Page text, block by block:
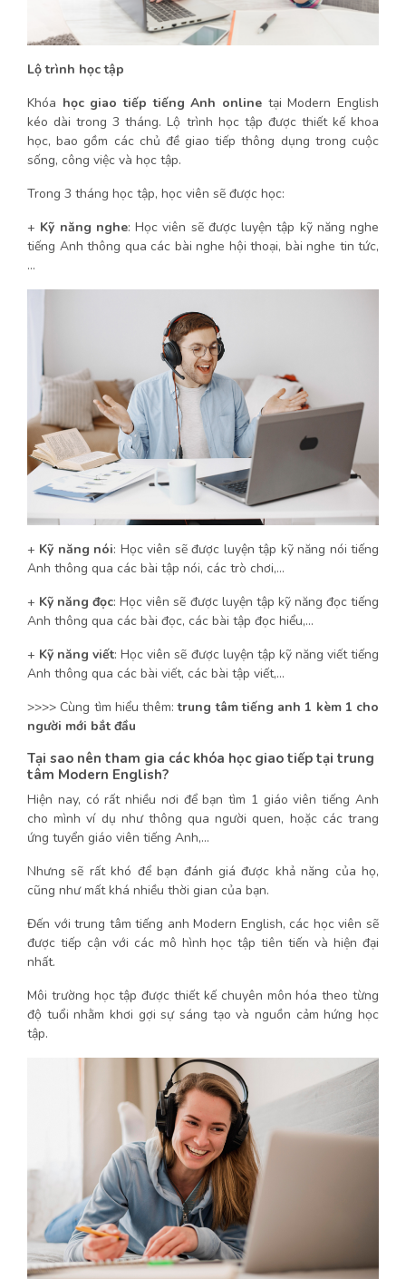
Lộ trình học tập
Khóa học giao tiếp tiếng Anh online tại Modern English
kéo dài trong 3 tháng. Lộ trình học tập được thiết kế khoa
học, bao gồm các chủ đề giao tiếp thông dụng trong cuộc
sống, công việc và học tập.
Trong 3 tháng học tập, học viên sẽ được học:
+ Kỹ năng nghe: Học viên sẽ được luyện tập kỹ năng nghe
tiếng Anh thông qua các bài nghe hội thoại, bài nghe tin tức,
…
+ Kỹ năng nói: Học viên sẽ được luyện tập kỹ năng nói tiếng
Anh thông qua các bài tập nói, các trò chơi,…
+ Kỹ năng đọc: Học viên sẽ được luyện tập kỹ năng đọc tiếng
Anh thông qua các bài đọc, các bài tập đọc hiểu,…
+ Kỹ năng viết: Học viên sẽ được luyện tập kỹ năng viết tiếng
Anh thông qua các bài viết, các bài tập viết,…
>>>> Cùng tìm hiểu thêm:trung tâm tiếng anh 1 kèm 1 cho
người mới bắt đầu
Tại sao nên tham gia các khóa học giao tiếp tại trung
tâm Modern English?
Hiện nay, có rất nhiều nơi để bạn tìm 1 giáo viên tiếng Anh
cho mình ví dụ như thông qua người quen, hoặc các trang
ứng tuyển giáo viên tiếng Anh,…
Nhưng sẽ rất khó để bạn đánh giá được khả năng của họ,
cũng như mất khá nhiều thời gian của bạn.
Đến với trung tâm tiếng anh Modern English, các học viên sẽ
được tiếp cận với các mô hình học tập tiên tiến và hiện đại
nhất.
Môi trường học tập được thiết kế chuyên môn hóa theo từng
độ tuổi nhằm khơi gợi sự sáng tạo và nguồn cảm hứng học
tập.